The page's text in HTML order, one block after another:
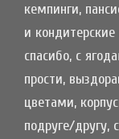
кемпинги,
и
спасибо, с
прости,
цветами,
подруге/другу,